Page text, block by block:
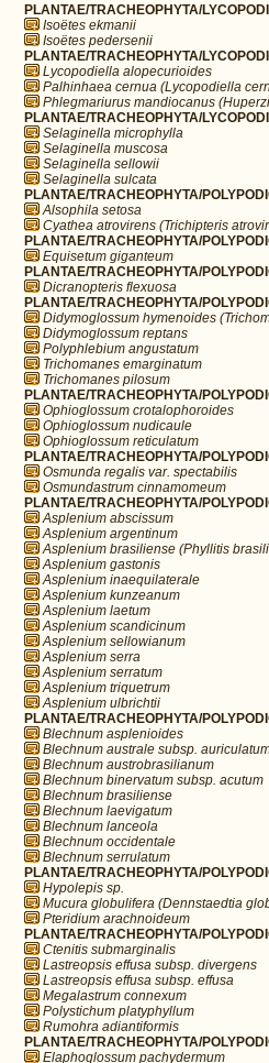
PLANTAE/TRACHEOPHYTA/
Isoëtes ekmanii
Isoëtes pedersenii
PLANTAE/TRACHEOPHYTA/
Lycopodiella alopecurioides
Palhinhaea cernua (Lycopodiella
Phlegmariurus mandiocanus
PLANTAE/TRACHEOPHYTA/
Selaginella microphylla
Selaginella muscosa
Selaginella sellowii
Selaginella sulcata
PLANTAE/TRACHEOPHYTA/
Alsophila setosa
Cyathea atrovirens (Trichipteris
PLANTAE/TRACHEOPHYTA/
Equisetum giganteum
PLANTAE/TRACHEOPHYTA/
Dicranopteris flexuosa
PLANTAE/TRACHEOPHYTA/
Didymoglossum hymenoides
Didymoglossum reptans
Polyphlebium angustatum
Trichomanes emarginatum
Trichomanes pilosum
PLANTAE/TRACHEOPHYTA/
Ophioglossum crotalophoroides
Ophioglossum nudicaule
Ophioglossum reticulatum
PLANTAE/TRACHEOPHYTA/
Osmunda regalis var. spectabilis
Osmundastrum cinnamomeum
PLANTAE/TRACHEOPHYTA/
Asplenium abscissum
Asplenium argentinum
Asplenium brasiliense (Phyllitis
Asplenium gastonis
Asplenium inaequilaterale
Asplenium kunzeanum
Asplenium laetum
Asplenium scandicinum
Asplenium sellowianum
Asplenium serra
Asplenium serratum
Asplenium triquetrum
Asplenium ulbrichtii
PLANTAE/TRACHEOPHYTA/
Blechnum asplenioides
Blechnum australe subsp.
Blechnum austrobrasilianum
Blechnum binervatum subsp. acutum
Blechnum brasiliense
Blechnum laevigatum
Blechnum lanceola
Blechnum occidentale
Blechnum serrulatum
PLANTAE/TRACHEOPHYTA/
Hypolepis sp.
Mucura globulifera (Dennstaedtia
Pteridium arachnoideum
PLANTAE/TRACHEOPHYTA/
Ctenitis submarginalis
Lastreopsis effusa subsp. divergens
Lastreopsis effusa subsp. effusa
Megalastrum connexum
Polystichum platyphyllum
Rumohra adiantiformis
PLANTAE/TRACHEOPHYTA/
Elaphoglossum pachydermum